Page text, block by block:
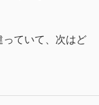
ていて、次はど